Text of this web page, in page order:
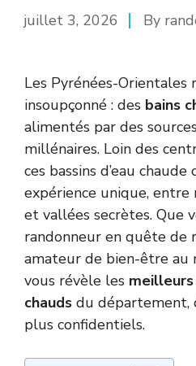
juillet 3, 2026 By
Les Pyrénées-
insoupçonné : des bains
alimentés par des
millénaires. Loin des
ces bassins d’eau
expérience unique, entre
et vallées secrètes. Que
randonneur en quête de
amateur de bien-être au
vous révèle les
chauds du département,
plus confidentiels.